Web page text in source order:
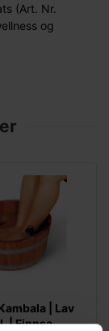
(Art. Nr.
og
| Lav
| Finnsa